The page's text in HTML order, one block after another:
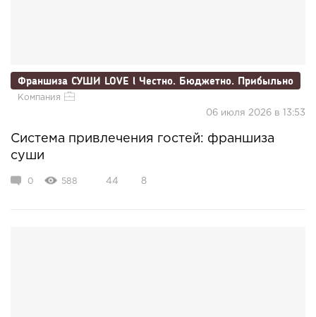
Франшиза СУШИ LOVE l Честно. Бюджетно. Прибыльно
Компания
06 июля 2026 в 13:53
Система привлечения гостей: франшиза
суши
0 588 44 8